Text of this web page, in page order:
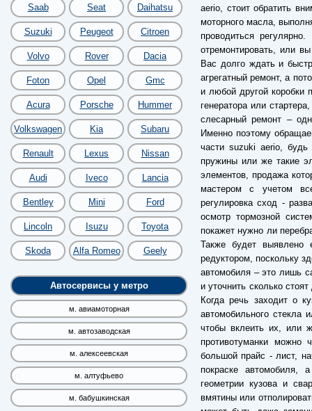
Saab Seat Daihatsu
Suzuki Peugeot Citroen
Volvo Rover Dacia
Foton Opel Gmc
Acura Porsche Hummer
Volkswagen Kia Subaru
Renault Lexus Nissan
Audi Iveco Lancia
Bentley Mini Ford
Lincoln Isuzu Toyota
Skoda Alfa Romeo Geely
Автосервисы у метро
м. авиамоторная
м. автозаводская
м. алексеевская
м. алтуфьево
м. бабушкинская
aerio, стоит обратить
моторного масла,
проводиться
отремонтировать, или
Вас долго ждать и
агрегатный ремонт, а
и любой другой коробки
генератора или
слесарный ремонт –
Именно поэтому
части suzuki aerio, будь
пружины или же такие
элементов, продажа
мастером с учетом
регулировка сход -
осмотр тормозной
покажет нужно ли
Также будет выявлено
редуктором, поскольку
автомобиля – это лишь
и уточнить сколько
Когда речь заходит о
автомобильного стекла
чтобы вклеить их, или
противотуманки можно
большой прайс - лист,
покраске автомобиля,
геометрии кузова и
вмятины или